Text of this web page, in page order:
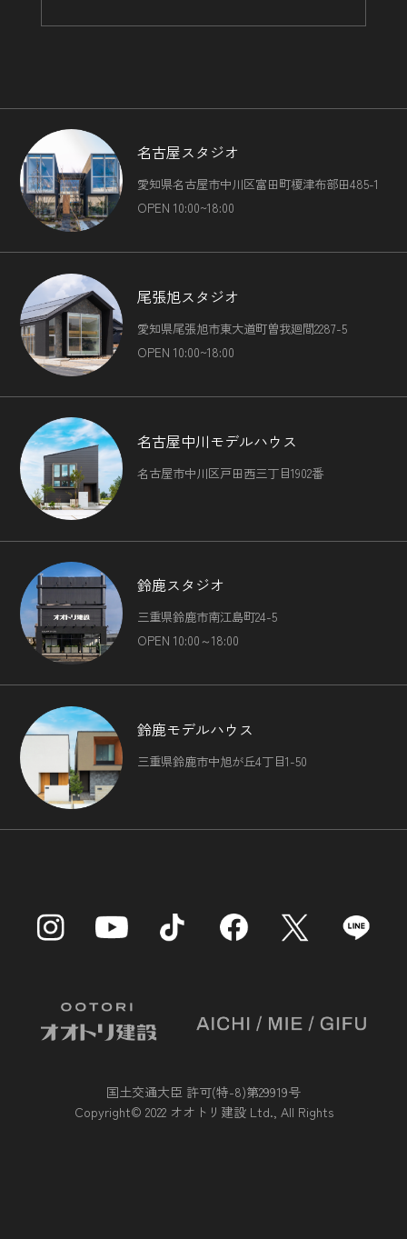
名古屋スタジオ
愛知県名古屋市中川区富田町榎津布部田485-1
OPEN 10:00~18:00
尾張旭スタジオ
愛知県尾張旭市東大道町曽我廻間2287-5
OPEN 10:00~18:00
名古屋中川モデルハウス
名古屋市中川区戸田西三丁目1902番
鈴鹿スタジオ
三重県鈴鹿市南江島町24-5
OPEN 10:00～18:00
鈴鹿モデルハウス
三重県鈴鹿市中旭が丘4丁目1-50
国土交通大臣 許可(特-8)第29919号
Copyright© 2022 オオトリ建設 Ltd., All Rights